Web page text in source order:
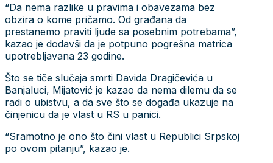
“Da nema razlike u pravima i obavezama bez
obzira o kome pričamo. Od građana da
prestanemo praviti ljude sa posebnim potrebama”,
kazao je dodavši da je potpuno pogrešna matrica
upotrebljavana 23 godine.
Što se tiče slučaja smrti Davida Dragičevića u
Banjaluci, Mijatović je kazao da nema dilemu da se
radi o ubistvu, a da sve što se događa ukazuje na
činjenicu da je vlast u RS u panici.
“Sramotno je ono što čini vlast u Republici Srpskoj
po ovom pitanju”, kazao je.